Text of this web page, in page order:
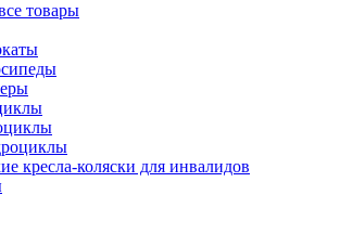
товары
кресла-коляски для инвалидов